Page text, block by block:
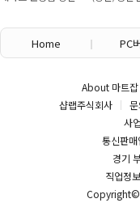
Home PC
About 마트잡
샵랩주식회사
사
통신판
경기
직업정
Copyright©